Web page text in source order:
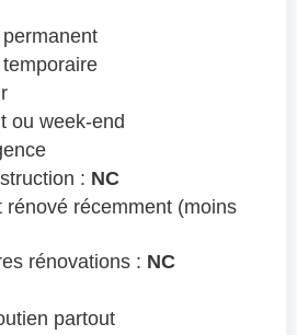
ou week-end
: NC
rénové récemment (moins
rénovations : NC
partout